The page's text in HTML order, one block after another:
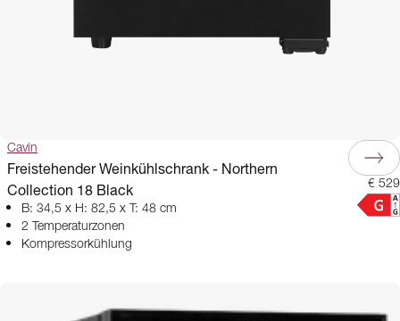
Cavin
Freistehender Weinkühlschrank - Northern
Collection 18 Black
B: 34,5 x H: 82,5 x T: 48 cm
2 Temperaturzonen
Kompressorkühlung
€ 529